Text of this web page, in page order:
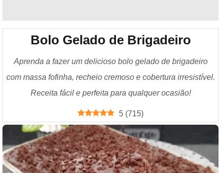
Bolo Gelado de Brigadeiro
Aprenda a fazer um delicioso bolo gelado de brigadeiro
com massa fofinha, recheio cremoso e cobertura irresistível.
Receita fácil e perfeita para qualquer ocasião!
5 (715)